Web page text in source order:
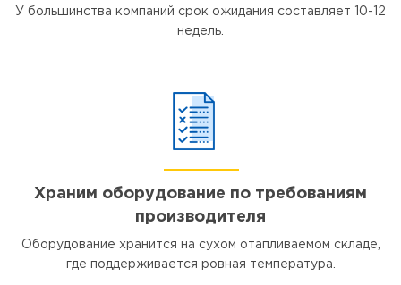
У большинства компаний срок ожидания составляет 10-12
недель.
Храним оборудование по требованиям
производителя
Оборудование хранится на сухом отапливаемом складе,
где поддерживается ровная температура.